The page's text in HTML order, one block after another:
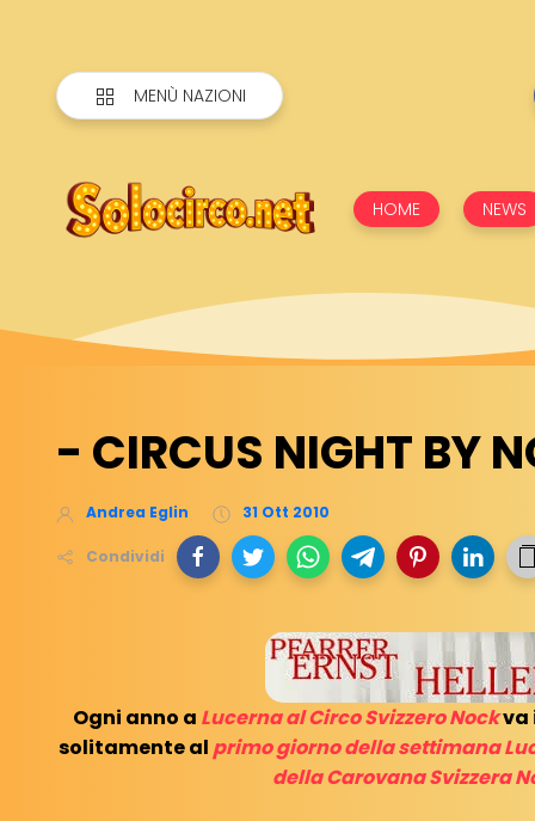
MENÙ NAZIONI
HOME NEWS
- CIRCUS NIGHT BY
Andrea Eglin 31 Ott 2010
Condividi
Ogni anno a Lucerna al Circo Svizzero Nockva
solitamente al primo giorno della settimana
della Carovana Svizzera